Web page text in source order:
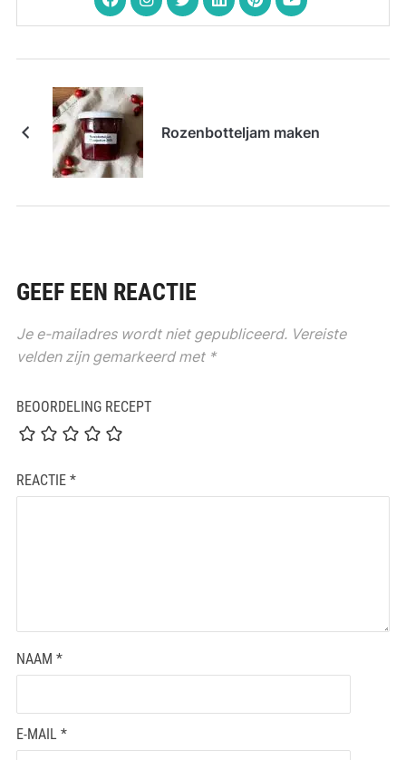
Rozenbotteljam maken
GEEF EEN REACTIE
Je e-mailadres wordt niet gepubliceerd. Vereiste
velden zijn gemarkeerd met *
BEOORDELING RECEPT
REACTIE *
NAAM *
E-MAIL *